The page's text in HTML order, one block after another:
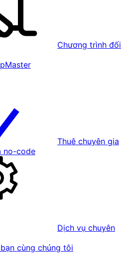
Chương trình đối
Thuê chuyên gia
no-code
Dịch vụ chuyên
cùng chúng tôi